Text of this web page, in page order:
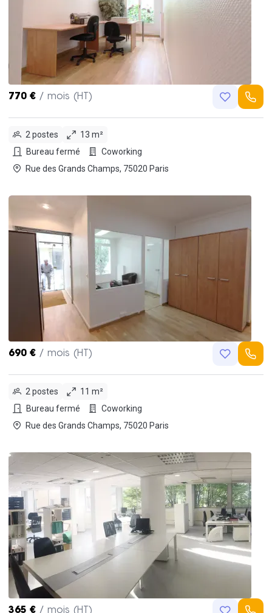
770 € / mois (HT)
2 postes
13 m²
Bureau fermé
Coworking
Rue des Grands Champs, 75020 Paris
690 € / mois (HT)
2 postes
11 m²
Bureau fermé
Coworking
Rue des Grands Champs, 75020 Paris
365 € / mois (HT)